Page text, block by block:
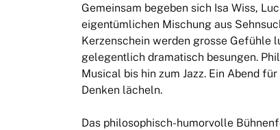
Gemeinsam begeben sich Isa Wiss,
eigentümlichen Mischung aus
Kerzenschein werden grosse Gefühle
gelegentlich dramatisch besungen.
Musical bis hin zum Jazz. Ein Abend
Denken lächeln.
Das philosophisch-humorvolle